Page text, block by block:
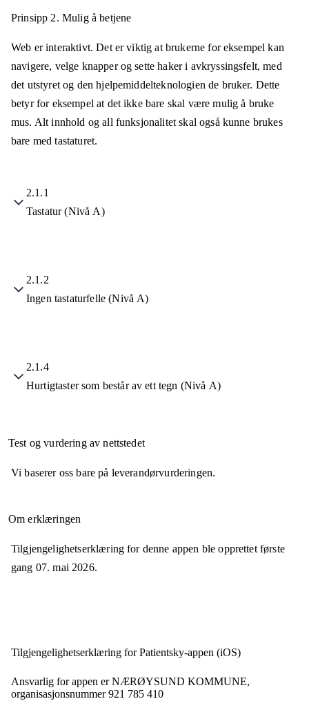
Prinsipp 2. Mulig å betjene
Web er interaktivt. Det er viktig at brukerne for eksempel kan
navigere, velge knapper og sette haker i avkryssingsfelt, med
det utstyret og den hjelpemiddelteknologien de bruker. Dette
betyr for eksempel at det ikke bare skal være mulig å bruke
mus. Alt innhold og all funksjonalitet skal også kunne brukes
bare med tastaturet.
2.1.1
Tastatur (Nivå A)
2.1.2
Ingen tastaturfelle (Nivå A)
2.1.4
Hurtigtaster som består av ett tegn (Nivå A)
Test og vurdering av nettstedet
Vi baserer oss bare på leverandørvurderingen.
Om erklæringen
Tilgjengelighetserklæring for denne appen ble opprettet første
gang 07. mai 2026.
Tilgjengelighets­erklæring forPatientsky-appen (iOS)
Ansvarlig for appen erNÆRØYSUND KOMMUNE,
organisasjonsnummer 921 785 410